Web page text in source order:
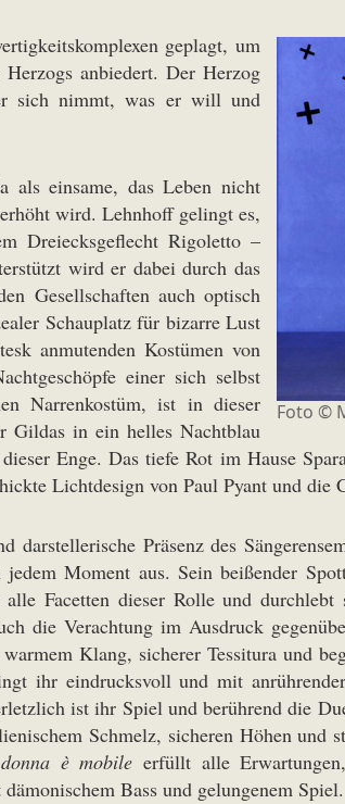
Foto ©
geplagt, um
anbiedert. Der Herzog
sich nimmt, was er will und
als einsame, das Leben nicht
wird. Lehnhoff gelingt es,
Dreiecksgeflecht Rigoletto –
wird er dabei durch das
Gesellschaften auch optisch
Schauplatz für bizarre Lust
anmutenden Kostümen von
einer sich selbst
Narrenkostüm, ist in dieser
Gildas in ein helles Nachtblau
Enge. Das tiefe Rot im Hause
Lichtdesign von Paul Pyant und die
Präsenz des
Moment aus. Sein beißender
Facetten dieser Rolle und
die Verachtung im Ausdruck
Klang, sicherer Tessitura und
ihr eindrucksvoll und mit
ist ihr Spiel und berührend die
Schmelz, sicheren Höhen und
è mobile erfüllt alle
Bass und gelungenem Spiel.